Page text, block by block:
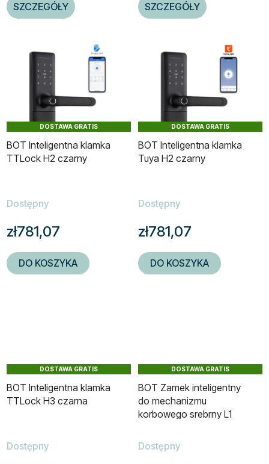
SZCZEGÓŁY SZCZEGÓŁY
DOSTAWA GRATIS
BOT Inteligentna klamka
TTLock H2 czarny
Dostępny
zł781,07
DO KOSZYKA
DOSTAWA GRATIS
BOT Inteligentna klamka
Tuya H2 czarny
Dostępny
zł781,07
DO KOSZYKA
DOSTAWA GRATIS
BOT Inteligentna klamka
TTLock H3 czarna
Dostępny
DOSTAWA GRATIS
BOT Zamek inteligentny
do mechanizmu
korbowego srebrny L1
Dostępny